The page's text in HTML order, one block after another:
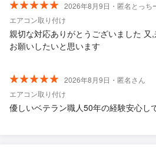
2026年8月9日・匿名とっち
エアコン取り付け
親切な対応ありがとうございました 又
お願いしたいと思います
2026年8月9日・匿名さん
エアコン取り付け
優しいベテラン職人50年の経験安心し